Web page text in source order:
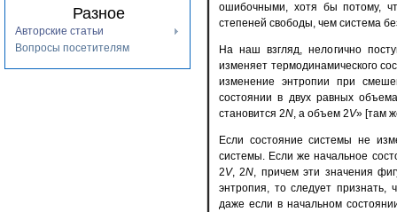
Разное
Авторские статьи
Вопросы посетителям
ошибочными, хотя бы потому,
степеней свободы, чем система
На наш взгляд, нелогично
изменяет термодинамического
изменение энтропии при
состоянии в двух равных
становится 2N, а объем 2V» [там
Если состояние системы не
системы. Если же начальное
2V, 2N, причем эти значения
энтропия, то следует признать,
даже если в начальном